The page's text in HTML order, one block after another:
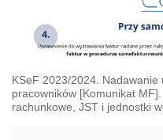
KSeF 2023/2024. Nadawanie
pracowników [Komunikat
rachunkowe, JST i jednostki